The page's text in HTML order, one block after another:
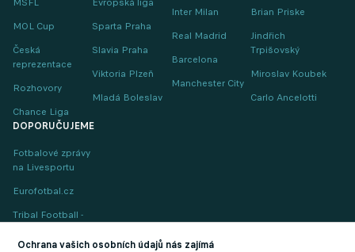
MSFL
MOL Cup
Česká
reprezentace
Rozhovory
Chance Liga
Evropská liga
Sparta Praha
Slavia Praha
Viktoria Plzeň
Mladá Boleslav
Inter Milan
Real Madrid
Barcelona
Manchester City
Brian Priske
Jindřich
Trpišovský
Miroslav Koubek
Carlo Ancelotti
DOPORUČUJEME
Fotbalové zprávy
na Livesportu
Eurofotbal.cz
Tribal Football -
(EN)
Ochrana vašich osobních údajů nás zajímá